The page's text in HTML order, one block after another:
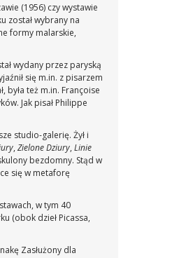
(1956) czy wystawie
został wybrany na
formy malarskie,
wydany przez paryską
się m.in. z pisarzem
była też m.in. Françoise
Jak pisał Philippe
studio-galerię. Żył i
, Zielone Dziury, Linie
bezdomny. Stąd w
się w metaforę
w tym 40
(obok dzieł Picassa,
Zasłużony dla